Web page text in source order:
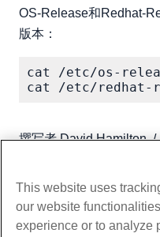
OS-Release和Redhat-
版本：
cat /etc/os-
撰写者 David Hamilton
This website uses
our website
experience or to analyze